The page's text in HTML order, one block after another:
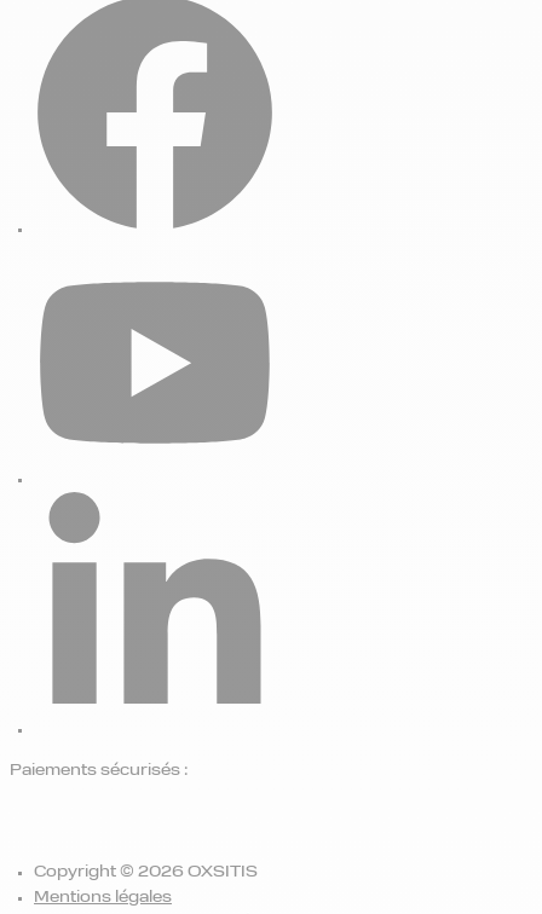
Paiements sécurisés :
Copyright © 2026 OXSITIS
Mentions légales